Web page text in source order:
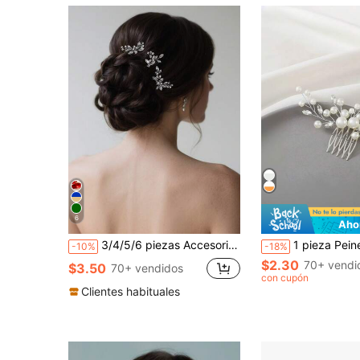
6
-10% 3/4/5/6 piezas Accesorios para el cabello de novia, Accesorios de boda de cristal para el cabello, Clips de cabello de novia hechos a mano con cristales para mujeres y damas de honor
$3.50 70+ vendidos
Clientes habituales
-18% 1 pieza Peine de pelo con perlas falsas y cristales hecho a mano,
$2.30 70+
con cupón